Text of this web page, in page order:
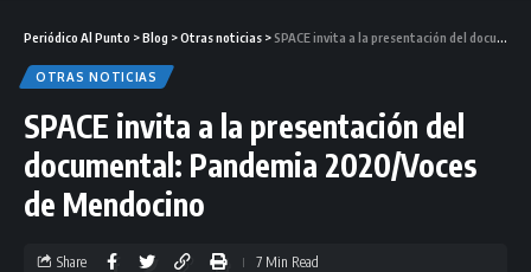
Periódico Al Punto >Blog >Otras noticias >SPACE invita a la presentación del documental: Pandemia 2020/Voces de Mendocino
OTRAS NOTICIAS
SPACE invita a la presentación del
documental: Pandemia 2020/Voces
de Mendocino
Share 7 Min Read